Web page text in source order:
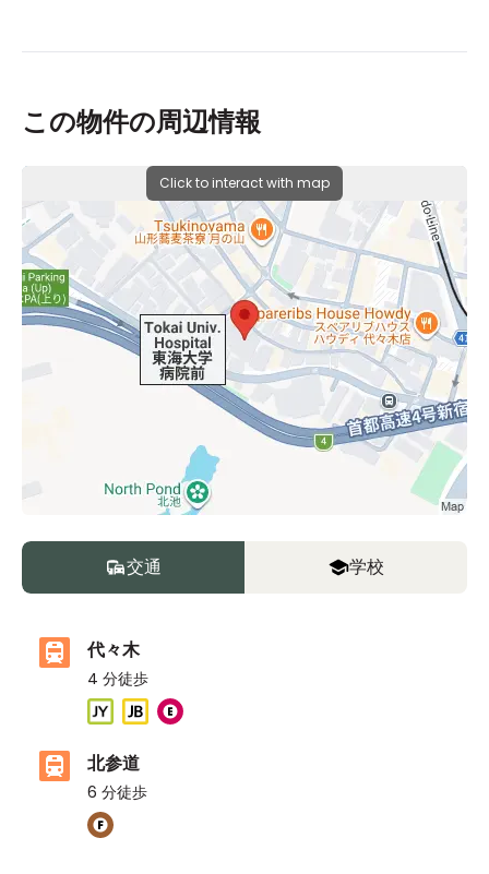
この物件の周辺情報
Click to interact with map
交通 学校
代々木
4 分徒歩
北参道
6 分徒歩